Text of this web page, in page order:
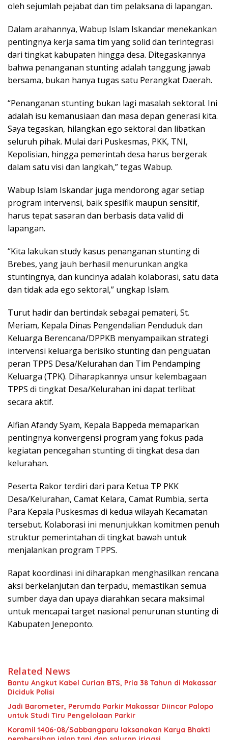
oleh sejumlah pejabat dan tim pelaksana di lapangan.
Dalam arahannya, Wabup Islam Iskandar menekankan
pentingnya kerja sama tim yang solid dan terintegrasi
dari tingkat kabupaten hingga desa. Ditegaskannya
bahwa penanganan stunting adalah tanggung jawab
bersama, bukan hanya tugas satu Perangkat Daerah.
“Penanganan stunting bukan lagi masalah sektoral. Ini
adalah isu kemanusiaan dan masa depan generasi kita.
Saya tegaskan, hilangkan ego sektoral dan libatkan
seluruh pihak. Mulai dari Puskesmas, PKK, TNI,
Kepolisian, hingga pemerintah desa harus bergerak
dalam satu visi dan langkah,” tegas Wabup.
Wabup Islam Iskandar juga mendorong agar setiap
program intervensi, baik spesifik maupun sensitif,
harus tepat sasaran dan berbasis data valid di
lapangan.
“Kita lakukan study kasus penanganan stunting di
Brebes, yang jauh berhasil menurunkan angka
stuntingnya, dan kuncinya adalah kolaborasi, satu data
dan tidak ada ego sektoral,” ungkap Islam.
Turut hadir dan bertindak sebagai pemateri, St.
Meriam, Kepala Dinas Pengendalian Penduduk dan
Keluarga Berencana/DPPKB menyampaikan strategi
intervensi keluarga berisiko stunting dan penguatan
peran TPPS Desa/Kelurahan dan Tim Pendamping
Keluarga (TPK). Diharapkannya unsur kelembagaan
TPPS di tingkat Desa/Kelurahan ini dapat terlibat
secara aktif.
Alfian Afandy Syam, Kepala Bappeda memaparkan
pentingnya konvergensi program yang fokus pada
kegiatan pencegahan stunting di tingkat desa dan
kelurahan.
Peserta Rakor terdiri dari para Ketua TP PKK
Desa/Kelurahan, Camat Kelara, Camat Rumbia, serta
Para Kepala Puskesmas di kedua wilayah Kecamatan
tersebut. Kolaborasi ini menunjukkan komitmen penuh
struktur pemerintahan di tingkat bawah untuk
menjalankan program TPPS.
Rapat koordinasi ini diharapkan menghasilkan rencana
aksi berkelanjutan dan terpadu, memastikan semua
sumber daya dan upaya diarahkan secara maksimal
untuk mencapai target nasional penurunan stunting di
Kabupaten Jeneponto.
Related News
Bantu Angkut Kabel Curian BTS, Pria 38 Tahun di Makassar
Diciduk Polisi
Jadi Barometer, Perumda Parkir Makassar Diincar Palopo
untuk Studi Tiru Pengelolaan Parkir
Koramil 1406-08/Sabbangparu laksanakan Karya Bhakti